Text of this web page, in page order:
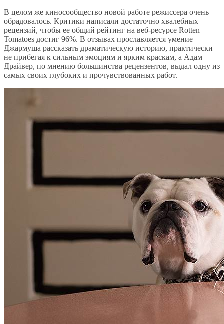
В целом же киносообщество новой работе режиссера очень
обрадовалось. Критики написали достаточно хвалебных
рецензий, чтобы ее общий рейтинг на веб-ресурсе Rotten
Tomatoes достиг 96%. В отзывах прославляется умение
Джармуша рассказать драматическую историю, практически
не прибегая к сильным эмоциям и ярким краскам, а Адам
Драйвер, по мнению большинства рецензентов, выдал одну из
самых своих глубоких и прочувствованных работ.